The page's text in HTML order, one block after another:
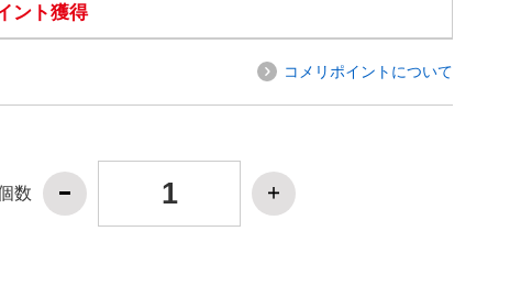
ント獲得
コメリポイントについて
数